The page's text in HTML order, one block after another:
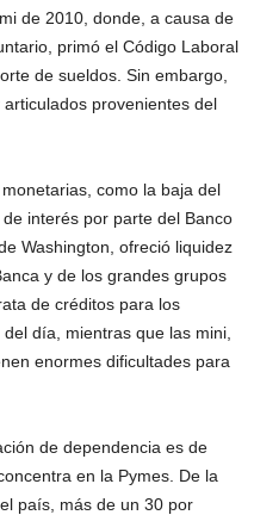
de 2010, donde, a causa de
primó el Código Laboral
de sueldos. Sin embargo,
provenientes del
como la baja del
interés por parte del Banco
Washington, ofreció liquidez
y de los grandes grupos
de créditos para los
día, mientras que las mini,
enormes dificultades para
de dependencia es de
en la Pymes. De la
país, más de un 30 por